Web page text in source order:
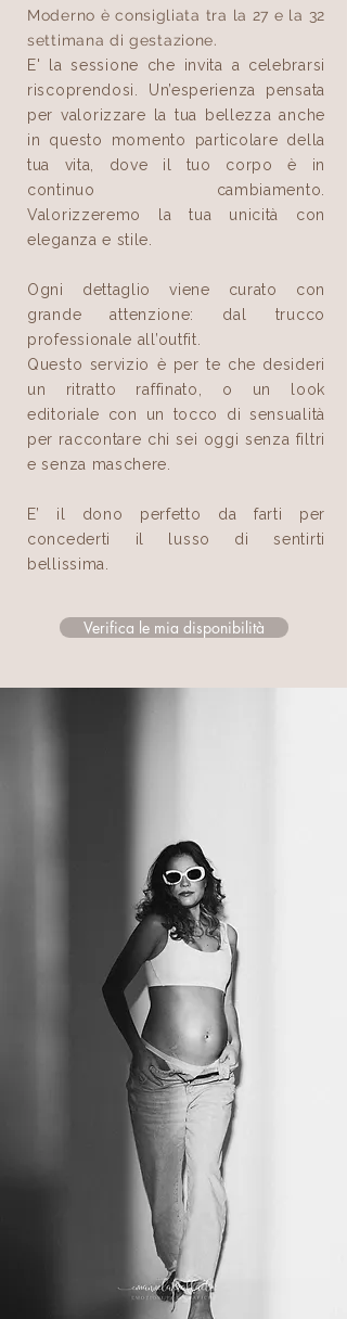
Moderno è consigliata tra la 27 e la 32
settimana di gestazione.
E' la sessione che invita a celebrarsi
riscoprendosi. Un’esperienza pensata
per valorizzare la tua bellezza anche
in questo momento particolare della
tua vita, dove il tuo corpo è in
continuo cambiamento.
Valorizzeremo la tua unicità con
eleganza e stile.
Ogni dettaglio viene curato con
grande attenzione: dal trucco
professionale all’outfit.
Questo servizio è per te che desideri
un ritratto raffinato, o un look
editoriale con un tocco di sensualità
per raccontare chi sei oggi senza filtri
e senza maschere.
E’ il dono perfetto da farti per
concederti il lusso di sentirti
bellissima.
Verifica le mia disponibilità